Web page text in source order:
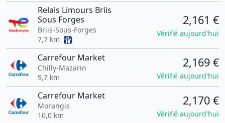
Relais Limours Briis
Sous Forges
Briis-Sous-Forges
7,7 km
2,161 €
Vérifié aujourd'hui
Carrefour Market
Chilly-Mazarin
9,7 km
2,169 €
Vérifié aujourd'hui
Carrefour Market
Morangis
10,0 km
2,170 €
Vérifié aujourd'hui